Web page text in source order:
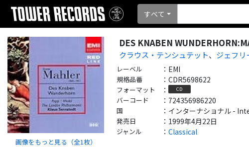
すべて
画像をもっと見る（全1 枚）
DES KNABEN
クラウス・テンシュテット、 ジェフリ
レーベル ： EMI
規格品番 ： CDR5698622
フォーマット ： CD
バーコード ： 724356986220
国 ： インターナショナル -
発売日 ： 1999年4月22日
ジャンル ： Classical